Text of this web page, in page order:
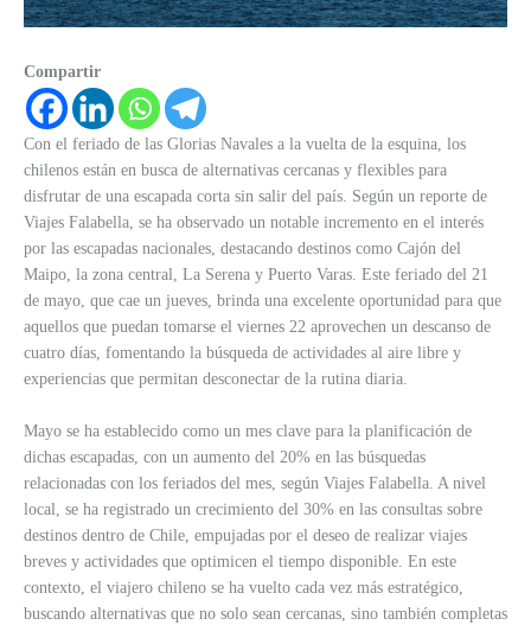
Compartir
Con el feriado de las Glorias Navales a la vuelta de la esquina, los
chilenos están en busca de alternativas cercanas y flexibles para
disfrutar de una escapada corta sin salir del país. Según un reporte de
Viajes Falabella, se ha observado un notable incremento en el interés
por las escapadas nacionales, destacando destinos como Cajón del
Maipo, la zona central, La Serena y Puerto Varas. Este feriado del 21
de mayo, que cae un jueves, brinda una excelente oportunidad para que
aquellos que puedan tomarse el viernes 22 aprovechen un descanso de
cuatro días, fomentando la búsqueda de actividades al aire libre y
experiencias que permitan desconectar de la rutina diaria.
Mayo se ha establecido como un mes clave para la planificación de
dichas escapadas, con un aumento del 20% en las búsquedas
relacionadas con los feriados del mes, según Viajes Falabella. A nivel
local, se ha registrado un crecimiento del 30% en las consultas sobre
destinos dentro de Chile, empujadas por el deseo de realizar viajes
breves y actividades que optimicen el tiempo disponible. En este
contexto, el viajero chileno se ha vuelto cada vez más estratégico,
buscando alternativas que no solo sean cercanas, sino también completas